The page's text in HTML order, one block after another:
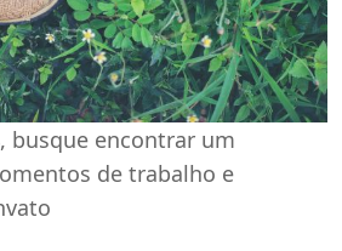
busque encontrar um
de trabalho e